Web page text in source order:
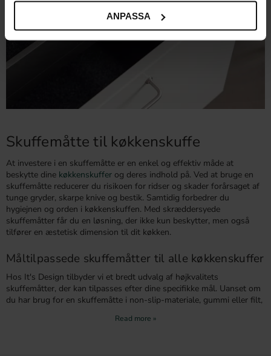
ANPASSA
Skuffemåtte til køkkenskuffe
At investere i en skuffemåtte er en enkel og effektiv måde at
beskytte dine køkkenskuffer og deres indhold på. Ved at bruge en
skuffemåtte reducerer du risikoen for ridser og skader forårsaget af
tunge gryder, skarpe knive og bestik. Samtidig forbedrer du
hygiejnen og orden i køkkenskuffen. Med skræddersyede
skuffemåtter får du en løsning, der ikke kun beskytter, men også
tilfører en æstetisk dimension til dit køkken.
Måltilpassede skuffemåtter til alle køkkenskuffer
Hos It's Design tilbyder vi et bredt udvalg af højkvalitets
skuffemåtter, der kan tilpasses efter dine specifikke mål. Uanset om
du har brug for en skuffemåtte i non-slip-materiale, gummi eller filt,
millimeter ved bestilling. Inden for tre arbejdsdage modtager du din